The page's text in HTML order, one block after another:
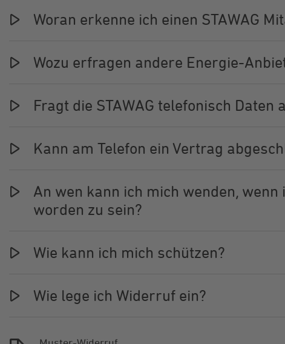
Woran erkenne ich einen STAWAG
Wozu erfragen andere Energie-
Fragt die STAWAG telefonisch Daten
Kann am Telefon ein Vertrag
An wen kann ich mich wenden,
worden zu sein?
Wie kann ich mich schützen?
Wie lege ich Widerruf ein?